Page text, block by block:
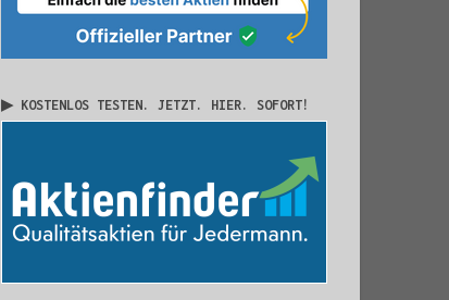
▶ KOSTENLOS TESTEN. JETZT. HIER. SOFORT!